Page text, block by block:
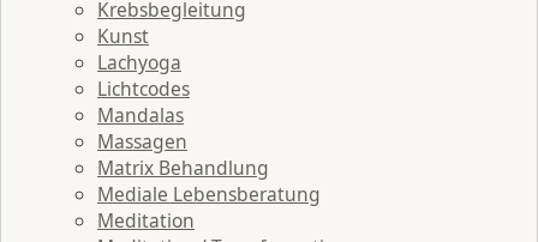
Krebsbegleitung
Kunst
Lachyoga
Lichtcodes
Mandalas
Massagen
Matrix Behandlung
Mediale Lebensberatung
Meditation